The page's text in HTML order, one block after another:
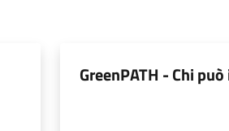
GreenPATH - Chi